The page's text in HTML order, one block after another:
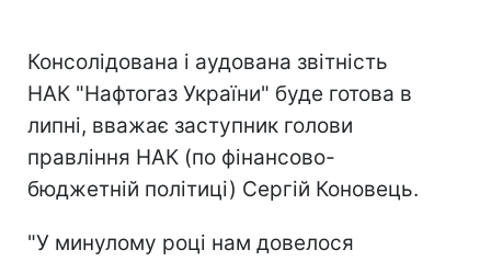
Консолідована і аудована звітність
НАК "Нафтогаз України" буде готова в
липні, вважає заступник голови
правління НАК (по фінансово-
бюджетній політиці) Сергій Коновець.
"У минулому році нам довелося